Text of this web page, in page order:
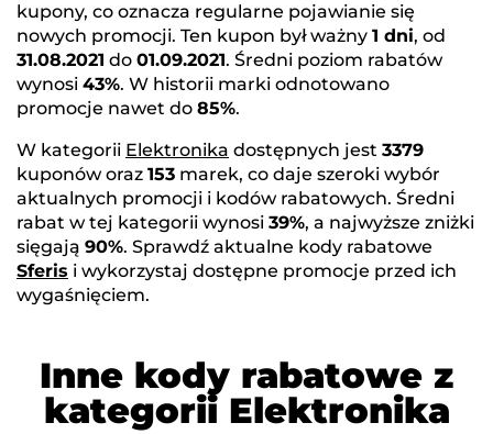
kupony, co oznacza regularne pojawianie się
nowych promocji. Ten kupon był ważny 1 dni, od
31.08.2021 do 01.09.2021. Średni poziom rabatów
wynosi 43%. W historii marki odnotowano
promocje nawet do 85%.
W kategorii Elektronika dostępnych jest 3379
kuponów oraz 153 marek, co daje szeroki wybór
aktualnych promocji i kodów rabatowych. Średni
rabat w tej kategorii wynosi 39%, a najwyższe zniżki
sięgają 90%. Sprawdź aktualne kody rabatowe
Sferis i wykorzystaj dostępne promocje przed ich
wygaśnięciem.
Inne kody rabatowe z
kategorii Elektronika